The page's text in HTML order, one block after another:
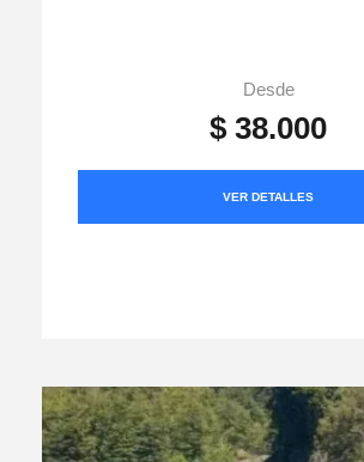
Desde
$ 38.000
VER DETALLES